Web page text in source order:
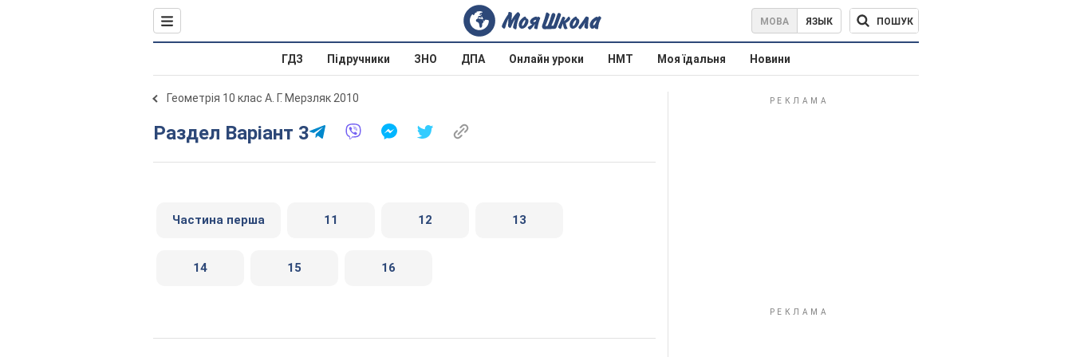
МОВА ЯЗЫК ПОШУК
ГДЗ Підручники ЗНО ДПА Онлайн уроки НМТ Моя їдальня Новини
Геометрія 10 клас А. Г. Мерзляк 2010
Раздел Варіант 3
Частина перша 11 12 13
14 15 16